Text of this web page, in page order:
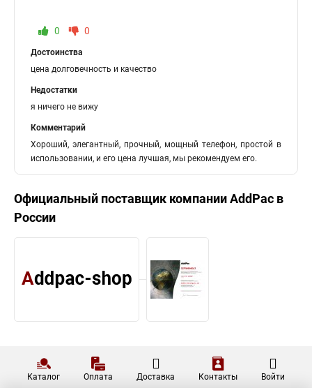
0 0
Достоинства
цена долговечность и качество
Недостатки
я ничего не вижу
Комментарий
Хороший, элегантный, прочный, мощный телефон, простой в
использовании, и его цена лучшая, мы рекомендуем его.
Официальный поставщик компанииAddPac в
России
Каталог Оплата Доставка Контакты Войти